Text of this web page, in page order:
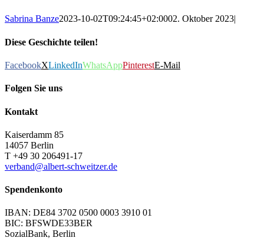
Sabrina Banze2023-10-02T09:24:45+02:0002. Oktober 2023|
Diese Geschichte teilen!
FacebookXLinkedInWhatsAppPinterestE-Mail
Folgen Sie uns
Kontakt
Kaiserdamm 85
14057 Berlin
T +49 30 206491-17
verband@albert-schweitzer.de
Spendenkonto
IBAN: DE84 3702 0500 0003 3910 01
BIC: BFSWDE33BER
SozialBank, Berlin